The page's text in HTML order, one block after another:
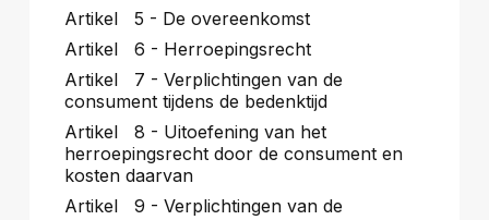
Artikel 5 - De overeenkomst
Artikel 6 - Herroepingsrecht
Artikel 7 - Verplichtingen van de
consument tijdens de bedenktijd
Artikel 8 - Uitoefening van het
herroepingsrecht door de consument en
kosten daarvan
Artikel 9 - Verplichtingen van de